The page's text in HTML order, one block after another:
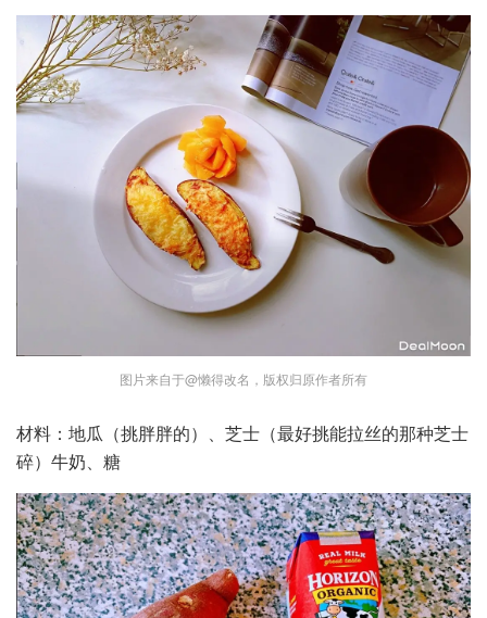
图片来自于@懒得改名，版权归原作者所有
材料：地瓜（挑胖胖的）、芝士（最好挑能拉丝的那种芝士
碎）牛奶、糖